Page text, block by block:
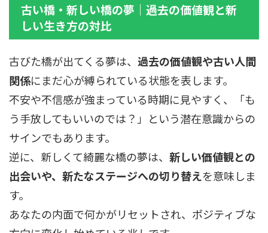
古い橋・新しい橋の夢｜過去の価値観と新
しい生き方の対比
古びた橋が出てくる夢は、 過去の価値観や古い人間
関係にまだ心が縛られている状態を表します。
不安や不信感が強まっている時期に見やすく、「も
う手放してもいいのでは？」という潜在意識からの
サインでもあります。
逆に、新しくて綺麗な橋の夢は、 新しい価値観との
出会いや、新たなステージへの切り替えを意味しま
す。
あなたの内面で何かがリセットされ、ポジティブな